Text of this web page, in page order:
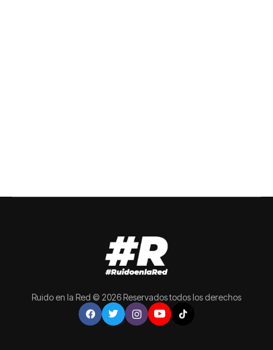
Ruido en la Red © 2026 Reservados todos los derechos